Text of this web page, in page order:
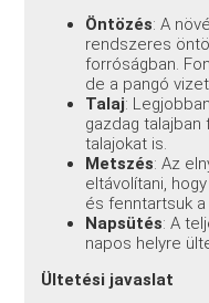
Öntözés: A
rendszeres
forróságban.
de a pangó
Talaj:
gazdag talajban
talajokat is.
Metszés: Az
eltávolítani,
és fenntartsuk
Napsütés: A
napos helyre
Ültetési javaslat